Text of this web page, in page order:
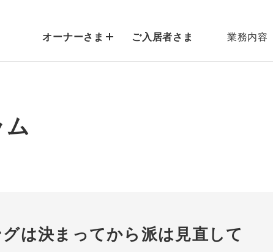
オーナーさま ご入居者さま 業務内容
ム
は決まってから派は見直して